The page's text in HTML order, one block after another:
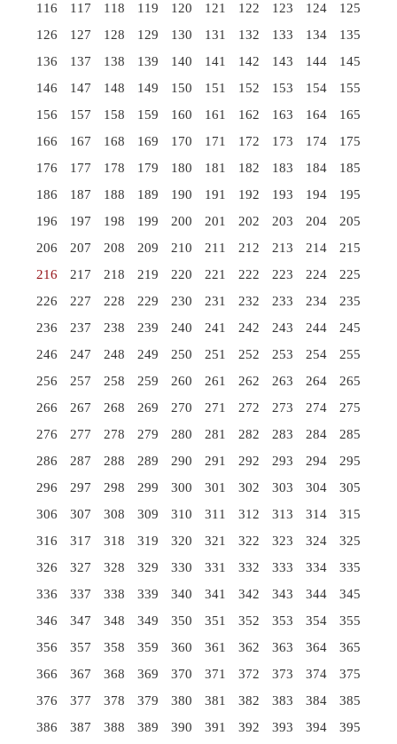
116
117 118 119 120 121 122 123 124
125
126
127 128 129 130 131 132 133 134
135
136
137 138 139 140 141 142 143 144
145
146
147 148 149 150 151 152 153 154
155
156
157 158 159 160 161 162 163 164
165
166
167 168 169 170 171 172 173 174
175
176
177 178 179 180 181 182 183 184
185
186
187 188 189 190 191 192 193 194
195
196
197 198 199 200 201 202 203 204
205
206
207 208 209 210 211 212 213 214
215
216
217 218 219 220 221 222 223 224
225
226
227 228 229 230 231 232 233 234
235
236
237 238 239 240 241 242 243 244
245
246
247 248 249 250 251 252 253 254
255
256
257 258 259 260 261 262 263 264
265
266
267 268 269 270 271 272 273 274
275
276
277 278 279 280 281 282 283 284
285
286
287 288 289 290 291 292 293 294
295
296
297 298 299 300 301 302 303 304
305
306
307 308 309 310 311 312 313 314
315
316
317 318 319 320 321 322 323 324
325
326
327 328 329 330 331 332 333 334
335
336
337 338 339 340 341 342 343 344
345
346
347 348 349 350 351 352 353 354
355
356
357 358 359 360 361 362 363 364
365
366
367 368 369 370 371 372 373 374
375
376
377 378 379 380 381 382 383 384
385
386
387 388 389 390 391 392 393 394 395